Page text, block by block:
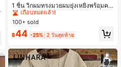
1 ชิ้น วิกผมทรงมวยผมยุ่งเหยิงพร้อมคลิ
ปหนีบผม, คลิปหนีบผมสังเคราะห์ที่ได้รั
บการอัปเกรดแฟชั่น, วิกผมเส้นใยทนคว
ามร้อนสูงที่ออกแบบมาสำหรับผู้หญิง, ใ
ช้งานง่ายโดยไม่ต้องใช้เครื่องมือ, เหมา
ะสำหรับสไตล์สบายๆ, อุปกรณ์เสริมผมที่
สมบูรณ์แบบสำหรับผู้หญิง คลิปหนีบผม
คลิปหนีบผมสบายๆ แฟชั่นผม คลิปหนีบ
ผมหรูหรา ฤดูร้อน ชายหาด วันหยุด
เกือบหมดแล้ว!
#2 ขายดี
เกือบหมดแล้ว!
#2 ขายดี
เกือบหมดแล้ว!
#2 ขายดี
ใน เส้นใยสังเคราะห์ เครื่องประดับผมผู้หญิง
100+ sold
฿44 -25% 2 วันสุดท้าย